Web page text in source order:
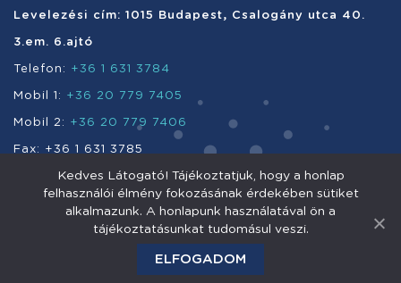
Levelezési cím: 1015 Budapest, Csalogány utca 40.
3.em. 6.ajtó
Telefon: +36 1 631 3784
Mobil 1: +36 20 779 7405
Mobil 2: +36 20 779 7406
Fax: +36 1 631 3785
e-mail:info@enefi.hu
Adatkezelés Jogi nyilatkozat
Kedves Látogató! Tájékoztatjuk, hogy a honlap
felhasználói élmény fokozásának érdekében sütiket
alkalmazunk. A honlapunk használatával ön a
tájékoztatásunkat tudomásul veszi.
ELFOGADOM